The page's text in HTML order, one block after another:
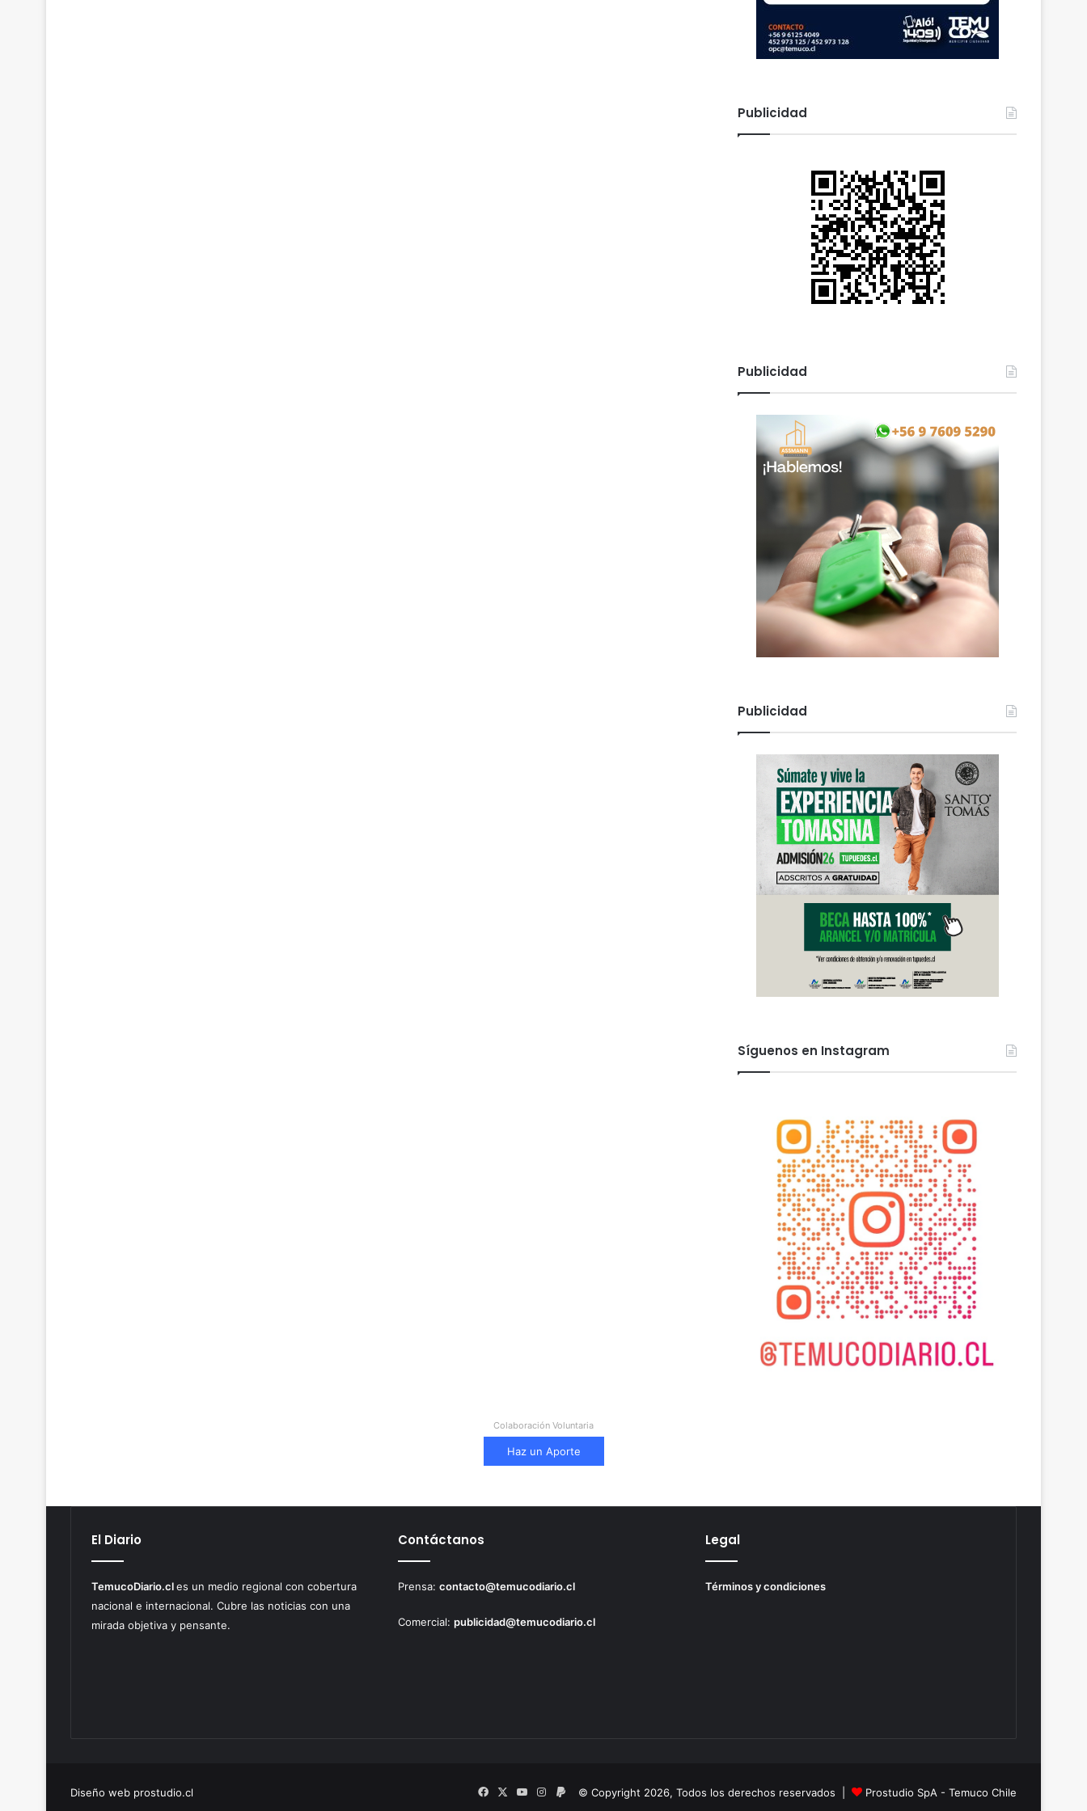
Publicidad
Publicidad
Publicidad
Síguenos en Instagram
Colaboración Voluntaria
Haz un Aporte
El Diario
TemucoDiario.cles un medio regional con cobertura
nacional e internacional. Cubre las noticias con una
mirada objetiva y pensante.
Contáctanos
Prensa:contacto@temucodiario.cl
Comercial:publicidad@temucodiario.cl
Legal
Términos y condiciones
Diseño web prostudio.cl © Copyright 2026, Todos los derechos reservados | Prostudio SpA - Temuco Chile
FacebookYouTubeInstagram
PayPal